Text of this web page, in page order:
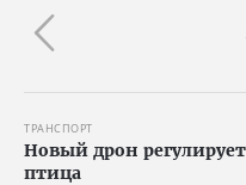
ТРАНСПОРТ
Новый дрон
птица